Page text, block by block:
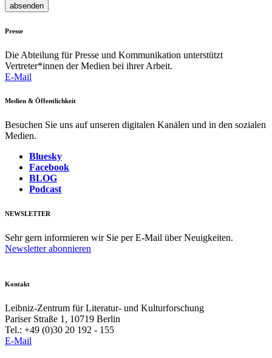
absenden
Presse
Die Abteilung für Presse und Kommunikation unterstützt
Vertreter*innen der Medien bei ihrer Arbeit.
E-Mail
Medien & Öffentlichkeit
Besuchen Sie uns auf unseren digitalen Kanälen und in den sozialen
Medien.
Bluesky
Facebook
BLOG
Podcast
NEWSLETTER
Sehr gern informieren wir Sie per E-Mail über Neuigkeiten.
Newsletter abonnieren
Kontakt
Leibniz-Zentrum für Literatur- und Kulturforschung
Pariser Straße 1, 10719 Berlin
Tel.: +49 (0)30 20 192 - 155
E-Mail